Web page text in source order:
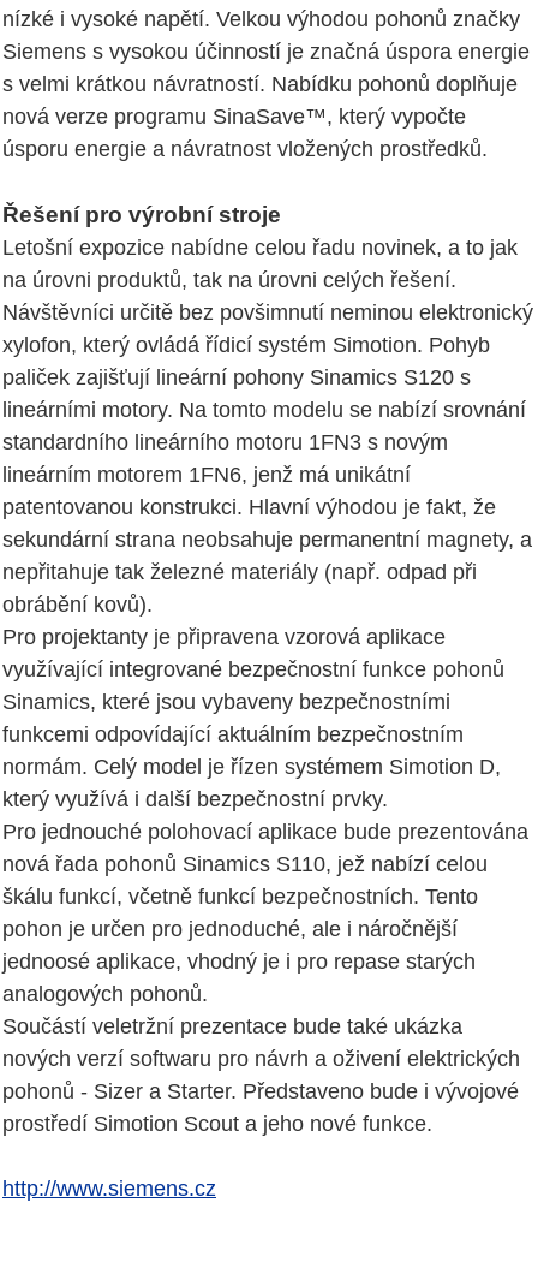
nízké i vysoké napětí. Velkou výhodou pohonů značky
Siemens s vysokou účinností je značná úspora energie
s velmi krátkou návratností. Nabídku pohonů doplňuje
nová verze programu SinaSave™, který vypočte
úsporu energie a návratnost vložených prostředků.
Řešení pro výrobní stroje
Letošní expozice nabídne celou řadu novinek, a to jak
na úrovni produktů, tak na úrovni celých řešení.
Návštěvníci určitě bez povšimnutí neminou elektronický
xylofon, který ovládá řídicí systém Simotion. Pohyb
paliček zajišťují lineární pohony Sinamics S120 s
lineárními motory. Na tomto modelu se nabízí srovnání
standardního lineárního motoru 1FN3 s novým
lineárním motorem 1FN6, jenž má unikátní
patentovanou konstrukci. Hlavní výhodou je fakt, že
sekundární strana neobsahuje permanentní magnety, a
nepřitahuje tak železné materiály (např. odpad při
obrábění kovů).
Pro projektanty je připravena vzorová aplikace
využívající integrované bezpečnostní funkce pohonů
Sinamics, které jsou vybaveny bezpečnostními
funkcemi odpovídající aktuálním bezpečnostním
normám. Celý model je řízen systémem Simotion D,
který využívá i další bezpečnostní prvky.
Pro jednouché polohovací aplikace bude prezentována
nová řada pohonů Sinamics S110, jež nabízí celou
škálu funkcí, včetně funkcí bezpečnostních. Tento
pohon je určen pro jednoduché, ale i náročnější
jednoosé aplikace, vhodný je i pro repase starých
analogových pohonů.
Součástí veletržní prezentace bude také ukázka
nových verzí softwaru pro návrh a oživení elektrických
pohonů - Sizer a Starter. Představeno bude i vývojové
prostředí Simotion Scout a jeho nové funkce.
http://www.siemens.cz